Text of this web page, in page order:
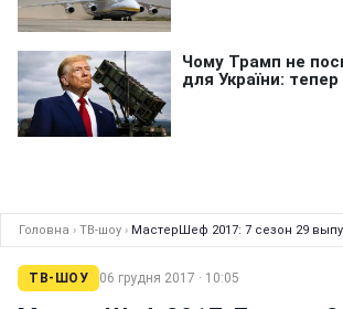
Головна › ТВ-шоу › МастерШеф 2017: 7 сезон 29
ТВ-ШОУ 06 грудня 2017 · 10:05